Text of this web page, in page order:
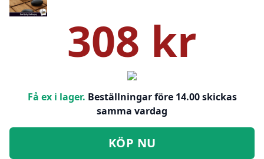
308 kr
Få ex i lager. Beställningar före 14.00 skickas
samma vardag
KÖP NU